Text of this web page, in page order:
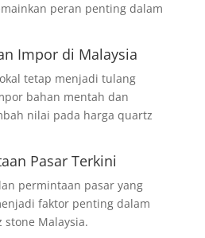
peran penting dalam
Impor di Malaysia
tetap menjadi tulang
bahan mentah dan
nilai pada harga quartz
Pasar Terkini
permintaan pasar yang
faktor penting dalam
Malaysia.